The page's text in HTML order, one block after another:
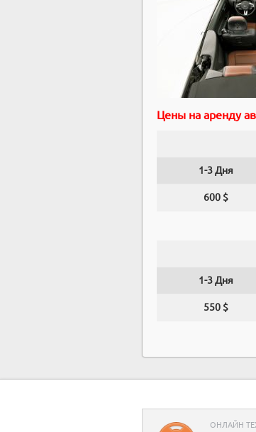
Цены на аренду
1-3 Дня
600 $
1-3 Дня
550 $
ОНЛАЙН